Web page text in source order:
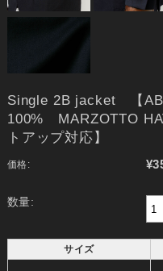
Single 2B jacket 【
100% MARZOTTO
トアップ対応】
価格:
数量:
サイズ